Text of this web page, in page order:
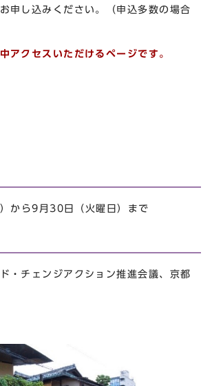
申し込みください。（申込多数の場合
アクセスいただけるページです。
から9月30日（火曜日）まで
・チェンジアクション推進会議、京都